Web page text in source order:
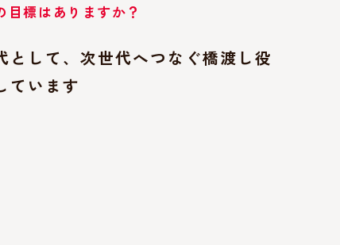
目標はありますか？
として、次世代へつなぐ橋渡し役
ています